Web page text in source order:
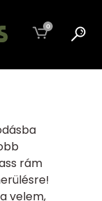
0
rám
velem,